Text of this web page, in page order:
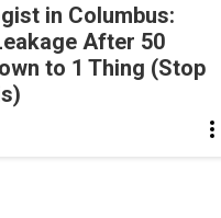
in Columbus:
After 50
to 1 Thing (Stop